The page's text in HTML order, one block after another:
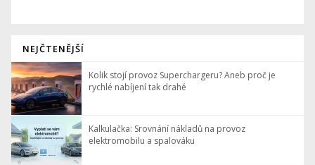
NEJČTENĚJŠÍ
Kolik stojí provoz Superchargeru? Aneb proč je
rychlé nabíjení tak drahé
Kalkulačka: Srovnání nákladů na provoz
elektromobilu a spalováku